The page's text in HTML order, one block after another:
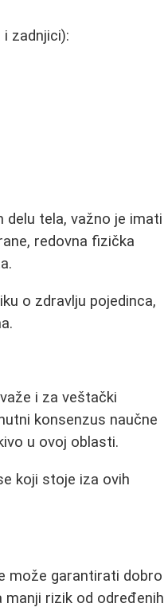
zadnjici):
delu tela, važno je imati
redovna fizička
o zdravlju pojedinca,
i za veštački
konsenzus naučne
u ovoj oblasti.
koji stoje iza ovih
može garantirati dobro
rizik od određenih